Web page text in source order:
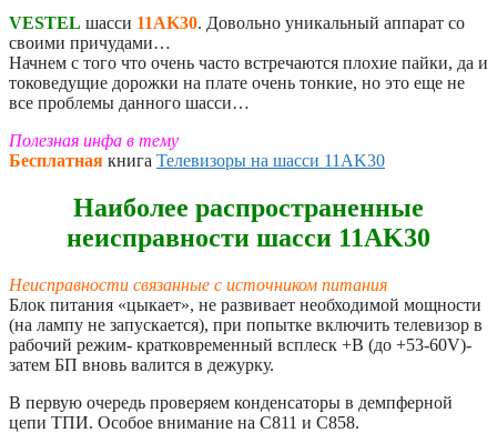
VESTEL шасси 11AK30. Довольно уникальный аппарат со
своими причудами…
Начнем с того что очень часто встречаются плохие пайки, да и
токоведущие дорожки на плате очень тонкие, но это еще не
все проблемы данного шасси…
Полезная инфа в тему
Бесплатная книга Телевизоры на шасси 11AK30
Наиболее распространенные
неисправности шасси 11AK30
Неисправности связанные с источником питания
Блок питания «цыкает», не развивает необходимой мощности
(на лампу не запускается), при попытке включить телевизор в
рабочий режим- кратковременный всплеск +B (до +53-60V)-
затем БП вновь валится в дежурку.
В первую очередь проверяем конденсаторы в демпферной
цепи ТПИ. Особое внимание на C811 и C858.